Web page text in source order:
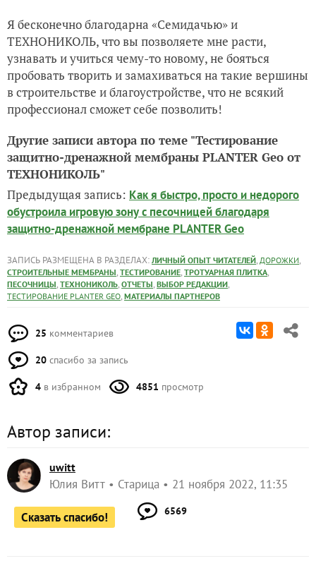
Я бесконечно благодарна «Семидачью» и
ТЕХНОНИКОЛЬ, что вы позволяете мне расти,
узнавать и учиться чему-то новому, не бояться
пробовать творить и замахиваться на такие вершины
в строительстве и благоустройстве, что не всякий
профессионал сможет себе позволить!
Другие записи автора по теме "Тестирование
защитно-дренажной мембраны PLANTER Geo от
ТЕХНОНИКОЛЬ"
Предыдущая запись: Как я быстро, просто и недорого
обустроила игровую зону с песочницей благодаря
защитно-дренажной мембране PLANTER Geo
ЗАПИСЬ РАЗМЕЩЕНА В РАЗДЕЛАХ: ЛИЧНЫЙ ОПЫТ ЧИТАТЕЛЕЙ, ДОРОЖКИ,
СТРОИТЕЛЬНЫЕ МЕМБРАНЫ, ТЕСТИРОВАНИЕ, ТРОТУАРНАЯ ПЛИТКА,
ПЕСОЧНИЦЫ, ТЕХНОНИКОЛЬ, ОТЧЕТЫ, ВЫБОР РЕДАКЦИИ,
ТЕСТИРОВАНИЕ PLANTER GEO, МАТЕРИАЛЫ ПАРТНЕРОВ
25 комментариев
20 спасибо за запись
4 в избранном 4851 просмотр
Автор записи:
uwitt
Юлия Витт Старица 21 ноября 2022, 11:35
Сказать спасибо! 6569